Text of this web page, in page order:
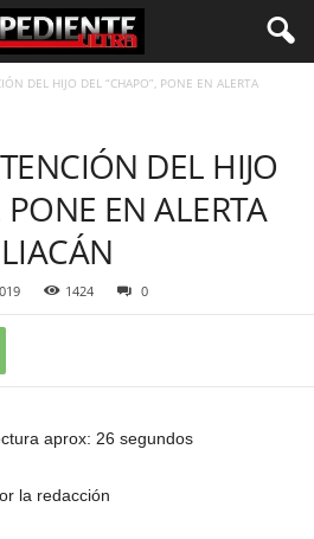
DEL HIJO DEL “CHAPO”, PONE EN ALERTA
DEL HIJO
PONE EN ALERTA
1424 0
aprox: 26 segundos
la redacción